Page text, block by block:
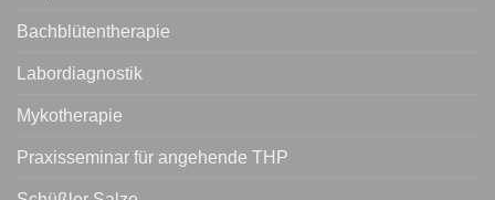
Bachblütentherapie
Labordiagnostik
Mykotherapie
Praxisseminar für angehende THP